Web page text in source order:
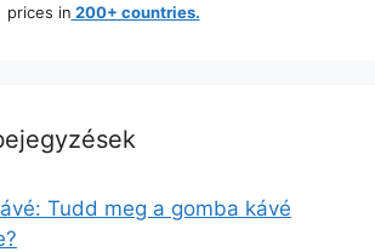
prices in 200+ countries.
Tudd meg a gomba kávé